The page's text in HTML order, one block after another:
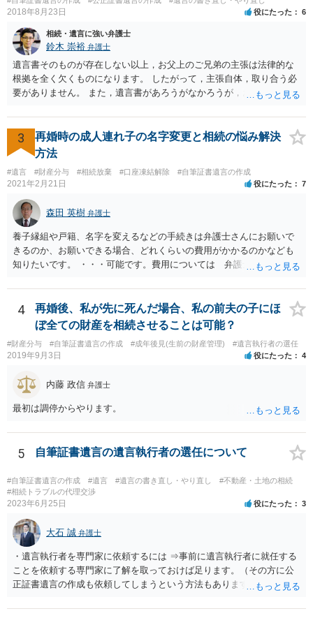
2018年8月23日 役にたった 6
相続・遺言に強い弁護士
鈴木 崇裕 弁護士
遺言書そのものが存在しない以上，お父上のご兄弟の主張は法律的な
根拠を全く欠くものになります。 したがって，主張自体，取り合う必
要がありません。 また，遺言書があろうがなかろうが，お父上のご兄
ご回答にもありますが， 代理人弁護士をたてて，その弁護士から相手
方に対して， ・相続に関する主張は法的根拠がなく，一切応じないこ
と ・今後一切の連絡をしてこないでほしいこと ・連絡を継続してくる
ようであれば警察への通報や法的措置も辞さないこと などを記載した
書面を発送してもらうことがよろしいように思います。
3
再婚時の成人連れ子の名字変更と相続の悩み解決
方法
#遺言 #財産分与 #相続放棄 #口座凍結解除 #自筆証書遺言の作成
2021年2月21日 役にたった 7
森田 英樹 弁護士
養子縁組や戸籍、名字を変えるなどの手続きは弁護士さんにお願いで
きるのか、お願いできる場合、どれくらいの費用がかかるのかなども
知りたいです。 ・・・可能です。費用については 弁護士と直接面談
ています。 やはり、成人した子のことまでごちゃごちゃ考えず、自分
の事だけ考えるべきなのでしょうか ・・・お子さんの事をまで含め良
い解決案があればお悩みになるのは当然と言えば当然のことです。 彼
と親子関係を結びたいと思っているが、名字は変えたくない・・・養
子縁組の必要があり 氏も変更することになります。 しかし 彼は成人
しているとは言え、自分の子と私の連れ子、全て平等にしたいと希
望。もちろん私もそうできればと思います。 ・・・婚姻前の契約 あ
るいは 遺言書などで その意思を実現する方法はあります。 弁護
士に相談してみてください。
4
再婚後、私が先に死んだ場合、私の前夫の子にほ
ぼ全ての財産を相続させることは可能？
#財産分与 #自筆証書遺言の作成 #成年後見(生前の財産管理) #遺言執行者の選任
2019年9月3日 役にたった 4
内藤 政信 弁護士
最初は調停からやります。
5 自筆証書遺言の遺言執行者の選任について
#自筆証書遺言の作成 #遺言 #遺言の書き直し・やり直し
#不動産・土地の相続
#相続トラブルの代理交渉
2023年6月25日 役にたった 3
大石 誠 弁護士
・遺言執行者を専門家に依頼するには ⇒事前に遺言執行者に就任する
ことを依頼する専門家に了解を取っておけば足ります。（その方に公
正証書遺言の作成も依頼してしまうという方法もあります） 事前に了
ません。 遺言執行者に就任し、遺言執行が完了したときの報酬だけ、